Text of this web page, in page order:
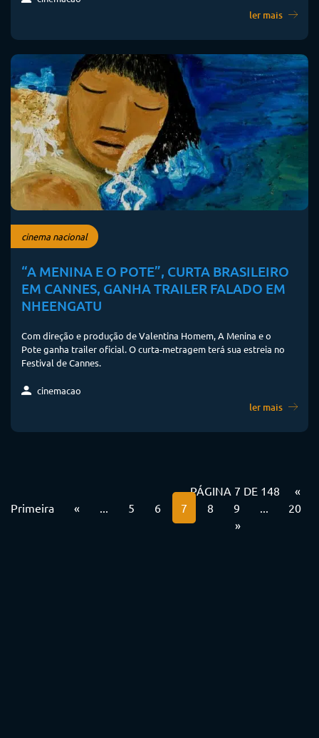
ler mais
cinema nacional
“A MENINA E O POTE”, CURTA BRASILEIRO
EM CANNES, GANHA TRAILER FALADO EM
NHEENGATU
Com direção e produção de Valentina Homem, A Menina e o
Pote ganha trailer oficial. O curta-metragem terá sua estreia no
Festival de Cannes.
cinemacao
ler mais
PÁGINA 7 DE 148
«
Primeira
« 5 6 7 8 9
20
»